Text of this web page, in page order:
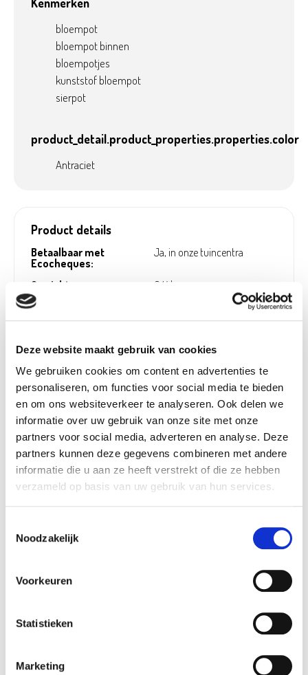
Deze website maakt gebruik van cookies
We gebruiken cookies om content en advertenties te
personaliseren, om functies voor social media te bieden
en om ons websiteverkeer te analyseren. Ook delen we
informatie over uw gebruik van onze site met onze
partners voor social media, adverteren en analyse. Deze
partners kunnen deze gegevens combineren met andere
informatie die u aan ze heeft verstrekt of die ze hebben
verzameld op basis van uw gebruik van hun services.
Noodzakelijk
Voorkeuren
Statistieken
Marketing
interieur van een eigentijdse touch!
bloempot
bloempot binnen
bloempotjes
kunststof bloempot
sierpot
product_detail.product_properties.properties.color
Antraciet
Product details
Betaalbaar met
Ecocheques:
Ja, in onze tuincentra
Gewicht:
0,14 kg
Hoogte (cm):
Lengte (cm):
13,8 cm
Diameter (cm):
13,8 cm
Material:
Kunststof
Artikel nummer:
506490
Verantwoordelijk marktdeelnemer in de EU !
Aarschot
Ekeren